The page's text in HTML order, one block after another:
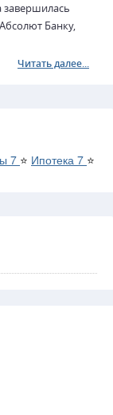
завершилась
Банку,
Читать далее...
7 ⭐ Ипотека 7 ⭐